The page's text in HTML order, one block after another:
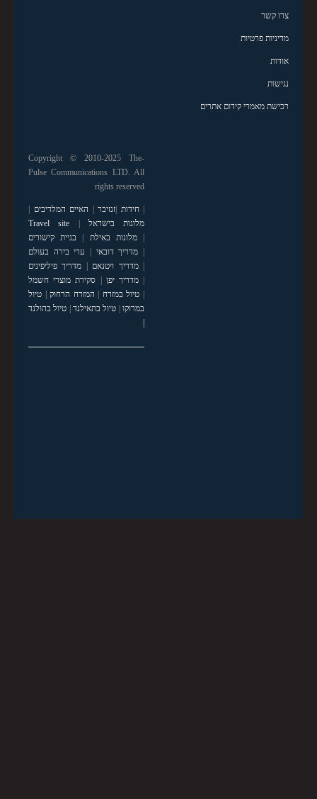
צרו קשר
מדיניות פרטיות
אודות
נגישות
רכישת מאמרי קידום אתרים
Copyright © 2010-2025 The-
Pulse Communications LTD. All
rights reserved
|חידות |זנזיבר | האיים המלדיבים |
מלונות בישראל |
Travel site
|מלונות באילת | בניית קישורים
| מדריך דובאי | ערי בירה בעולם
|מדריך ויטנאם | מדריך פיליפינים
|מדריך יפן | סקירת מוצרי חשמל
| טיול במזרח | המזרח הרחוק| טיול
במרוקו| טיול בתאילנד| טיול בהולנד
|